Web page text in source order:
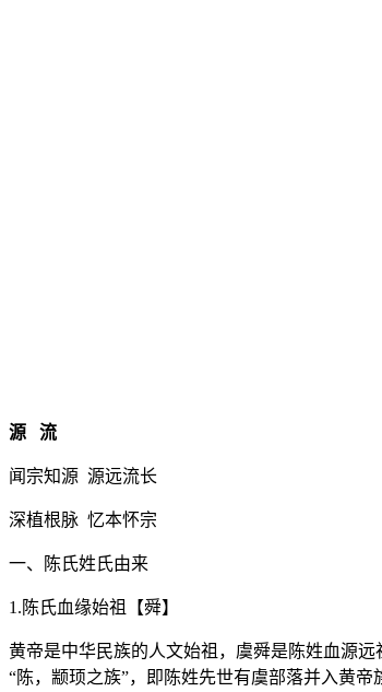
源 流
闻宗知源 源远流长
深植根脉 忆本怀宗
一、陈氏姓氏由来
1.陈氏血缘始祖【舜】
黄帝是中华民族的人文始祖，虞舜是陈姓血源
“陈，颛顼之族”，即陈姓先世有虞部落并入